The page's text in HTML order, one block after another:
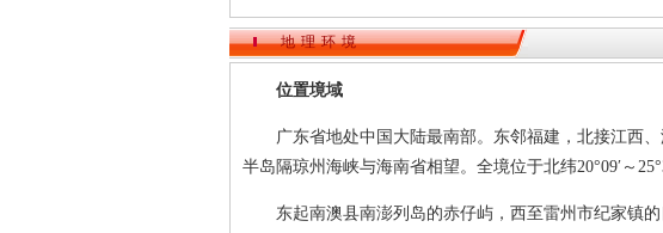
地理环境
位置境域
广东省地处中国大陆最南部。东邻福建，北接江西、
半岛隔琼州海峡与海南省相望。全境位于北纬20°09′～
东起南澳县南澎列岛的赤仔屿，西至雷州市纪家镇的